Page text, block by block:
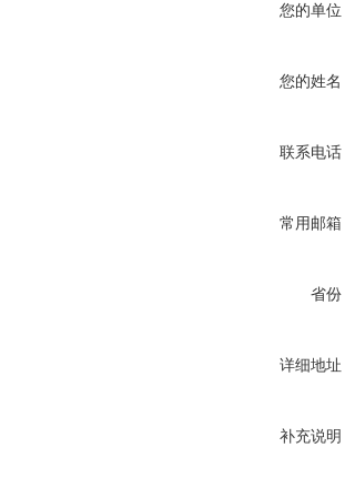
您的单位
您的姓名
联系电话
常用邮箱
省份
详细地址
补充说明